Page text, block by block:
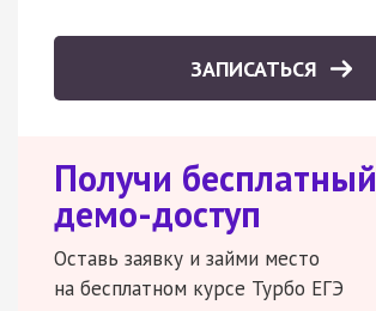
ЗАПИСАТЬСЯ
Получи бесплатный
демо-доступ
Оставь заявку и займи место
на бесплатном курсе Турбо ЕГЭ